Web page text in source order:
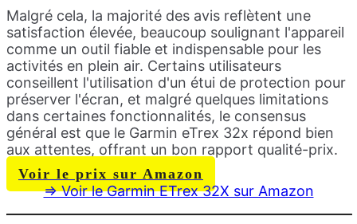
Malgré cela, la majorité des avis reflètent une
satisfaction élevée, beaucoup soulignant l'appareil
comme un outil fiable et indispensable pour les
activités en plein air. Certains utilisateurs
conseillent l'utilisation d'un étui de protection pour
préserver l'écran, et malgré quelques limitations
dans certaines fonctionnalités, le consensus
général est que le Garmin eTrex 32x répond bien
aux attentes, offrant un bon rapport qualité-prix.
Voir le prix sur Amazon
=> Voir le Garmin ETrex 32X sur Amazon